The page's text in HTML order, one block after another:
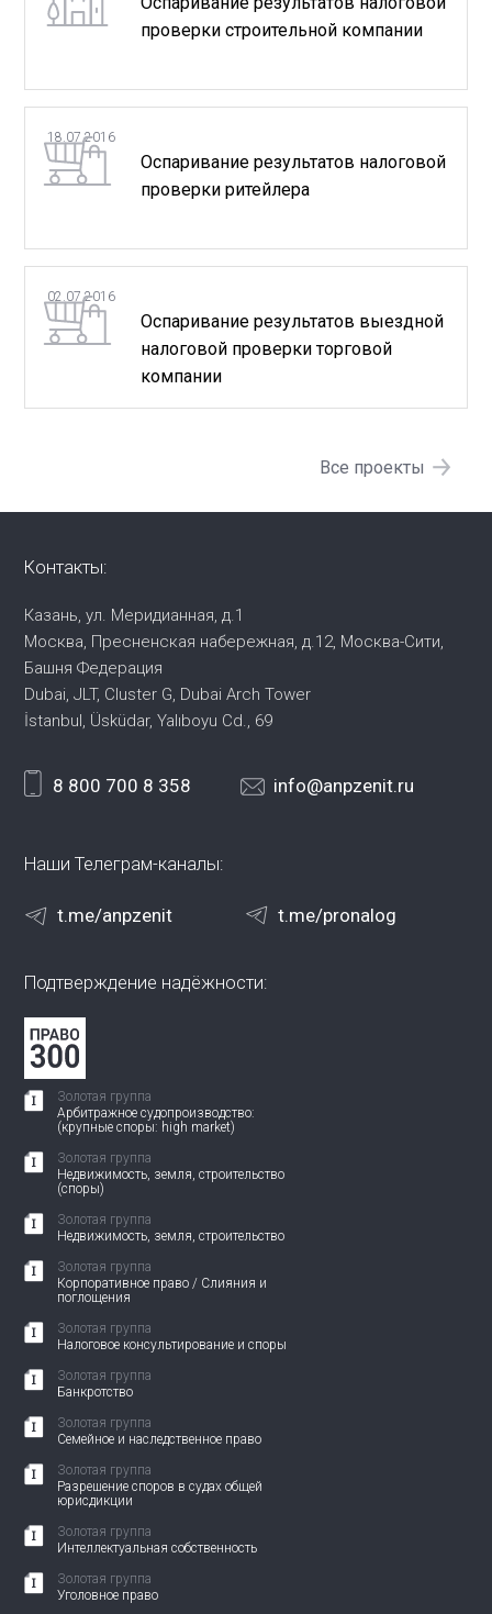
проверки строительной компании
18.07.2016
Оспаривание результатов налоговой
проверки ритейлера
02.07.2016
Оспаривание результатов выездной
налоговой проверки торговой
компании
Все проекты
Контакты:
Казань, ул. Меридианная, д.1
Москва, Пресненская набережная, д.12, Москва-Сити,
Башня Федерация
Dubai, JLT, Cluster G, Dubai Arch Tower
İstanbul, Üsküdar, Yalıboyu Cd., 69
8 800 700 8 358 info@anpzenit.ru
Наши Телеграм-каналы:
t.me/anpzenit t.me/pronalog
Подтверждение надёжности:
Золотая группа
Арбитражное судопроизводство:
(крупные споры: high market)
Золотая группа
Недвижимость, земля, строительство
(споры)
Золотая группа
Недвижимость, земля, строительство
Золотая группа
Корпоративное право / Слияния и
поглощения
Золотая группа
Налоговое консультирование и споры
Золотая группа
Банкротство
Золотая группа
Семейное и наследственное право
Золотая группа
Разрешение споров в судах общей
юрисдикции
Золотая группа
Интеллектуальная собственность
Золотая группа
Уголовное право